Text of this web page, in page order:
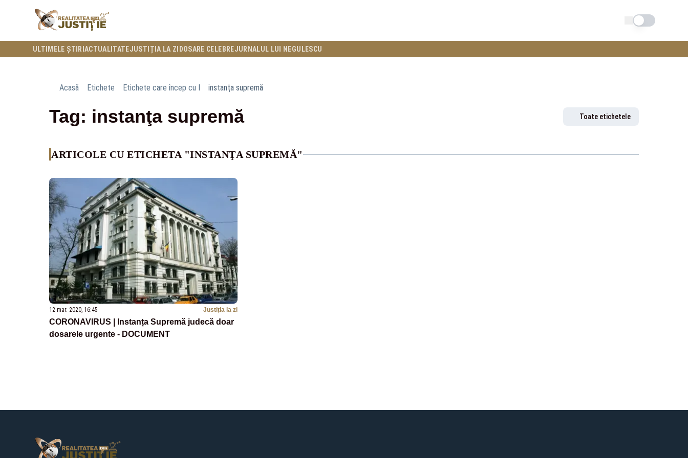
Schimba tema
ULTIMELE ȘTIRI ACTUALITATEJUSTIȚIA LA ZI DOSARE CELEBREJURNALUL LUI NEGULESCU
Acasă Etichete Etichete care încep cu I instanţa supremă
Tag: instanţa supremă Toate etichetele
ARTICOLE CU ETICHETA "INSTANŢA SUPREMĂ"
12 mar. 2020, 16:45 Justiția la zi
CORONAVIRUS | Instanța Supremă judecă doar
dosarele urgente - DOCUMENT